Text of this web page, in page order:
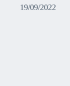
19/09/2022